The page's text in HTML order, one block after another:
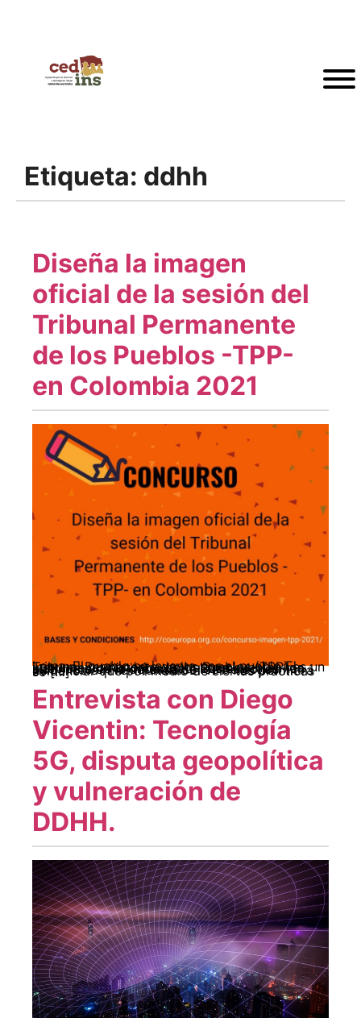
Etiqueta: ddhh
Diseña la imagen
oficial de la sesión del
Tribunal Permanente
de los Pueblos -TPP-
en Colombia 2021
Lema: El pueblo se levanta por el pueblo El Tribunal Permanente de los Pueblos (TPP) es un instrumento histórico con el que cuentan los pueblos ante la impunidad. Sus sesiones han sido hitos en la defensa de los derechos humanos a nivel mundial. El TPP nos permitirá evidenciar que por medio de ciertas prácticas se […]
Entrevista con Diego
Vicentin: Tecnología
5G, disputa geopolítica
y vulneración de
DDHH.